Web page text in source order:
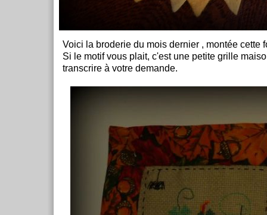
Voici la broderie du mois dernier , montée cette
Si le motif vous plait, c'est une petite grille
transcrire à votre demande.